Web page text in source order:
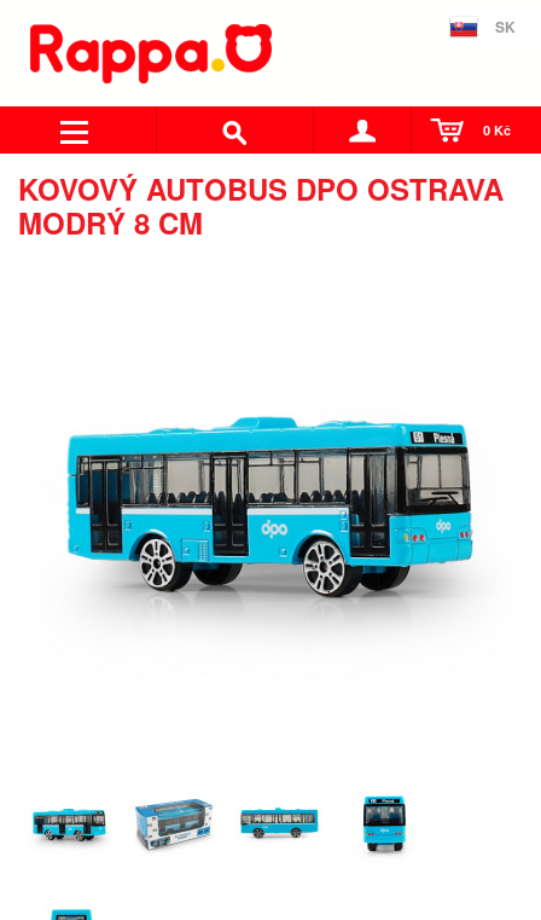
SK
0 Kč
KOVOVÝ AUTOBUS DPO OSTRAVA
MODRÝ 8 CM